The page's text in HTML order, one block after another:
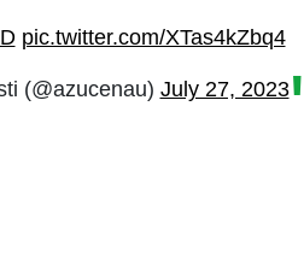
pic.twitter.com/XTas4kZbq4
(@azucenau) July 27, 2023